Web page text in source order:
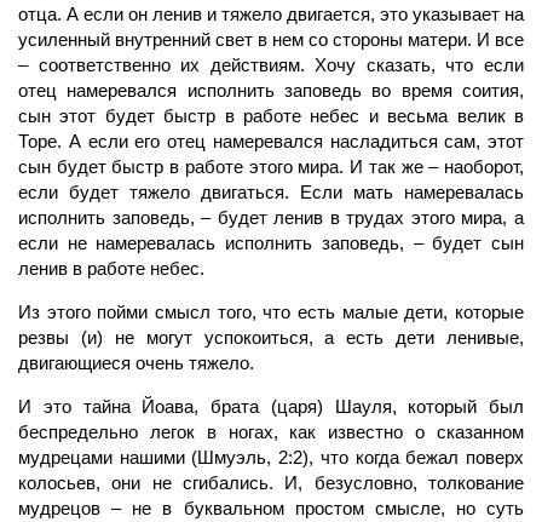
отца. А если он ленив и тяжело двигается, это указывает на
усиленный внутренний свет в нем со стороны матери. И все
– соответственно их действиям. Хочу сказать, что если
отец намеревался исполнить заповедь во время соития,
сын этот будет быстр в работе небес и весьма велик в
Торе. А если его отец намеревался насладиться сам, этот
сын будет быстр в работе этого мира. И так же – наоборот,
если будет тяжело двигаться. Если мать намеревалась
исполнить заповедь, – будет ленив в трудах этого мира, а
если не намеревалась исполнить заповедь, – будет сын
ленив в работе небес.
Из этого пойми смысл того, что есть малые дети, которые
резвы (и) не могут успокоиться, а есть дети ленивые,
двигающиеся очень тяжело.
И это тайна Йоава, брата (царя) Шауля, который был
беспредельно легок в ногах, как известно о сказанном
мудрецами нашими (Шмуэль, 2:2), что когда бежал поверх
колосьев, они не сгибались. И, безусловно, толкование
мудрецов – не в буквальном простом смысле, но суть